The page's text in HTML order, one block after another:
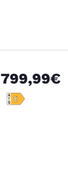
799,99€